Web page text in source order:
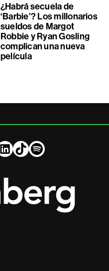
¿Habrá secuela de
‘Barbie’? Los millonarios
sueldos de Margot
Robbie y Ryan Gosling
complican una nueva
película